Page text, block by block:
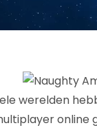
werelden
online